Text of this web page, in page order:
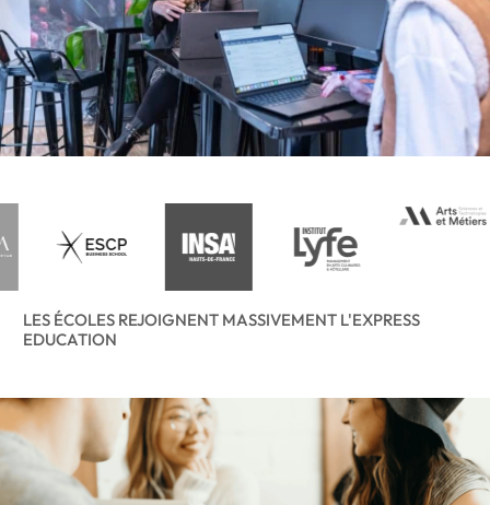
LES ÉCOLES REJOIGNENT MASSIVEMENT L'EXPRESS
EDUCATION